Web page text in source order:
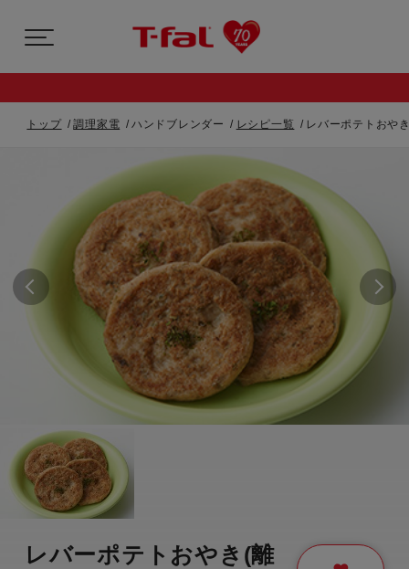
トップ 調理家電 ハンドブレンダー レシピ一覧 レバーポテトおや
レバーポテトおやき(離